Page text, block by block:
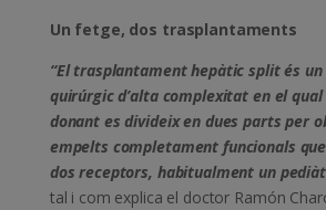
Un fetge, dos trasplantaments
“El trasplantament hepàtic split és
quirúrgic d’alta complexitat en el
donant es divideix en dues parts per
empelts completament funcionals
dos receptors, habitualment un
tal i com explica el doctor Ramón